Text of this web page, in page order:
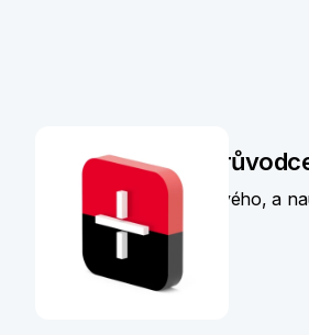
Seznamte se s
Zjistěte, co je v KB+ nového, a
využívat naplno.
Více informací